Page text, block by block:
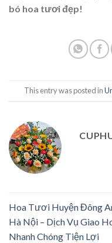
bó hoa tươi đẹp!
This entry was posted in
Hoa Tươi Huyện Đông
Hà Nội – Dịch Vụ Giao
Nhanh Chóng Tiện Lợi